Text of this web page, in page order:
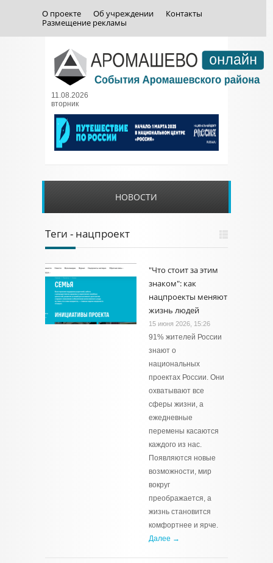
О проекте Об учреждении
Контакты
Размещение рекламы
11.08.2026
вторник
НОВОСТИ
Теги - нацпроект
"Что стоит за этим
знаком": как
нацпроекты меняют
жизнь людей
15 июня 2026, 15:26
91% жителей России
знают о
национальных
проектах России. Они
охватывают все
сферы жизни, а
ежедневные
перемены касаются
каждого из нас.
Появляются новые
возможности, мир
вокруг
преображается, а
жизнь становится
комфортнее и ярче.
Далее →